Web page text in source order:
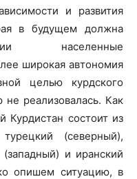
и развития
в будущем должна
населенные
широкая автономия
целью курдского
реализовалась. Как
состоит из
(северный),
и иранский
опишем ситуацию, в